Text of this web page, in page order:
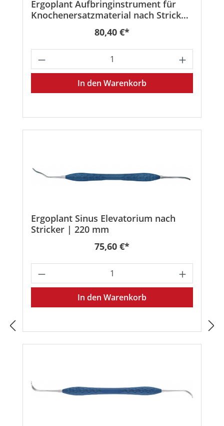
Ergoplant Aufbringinstrument für
Knochenersatzmaterial nach Stricker
Regulärer Preis:
80,40 €*
Produkt Anzahl: Gib den
In den Warenkorb
Ergoplant Sinus Elevatorium nach
Stricker | 220 mm
Regulärer Preis:
75,60 €*
Produkt Anzahl: Gib den
In den Warenkorb